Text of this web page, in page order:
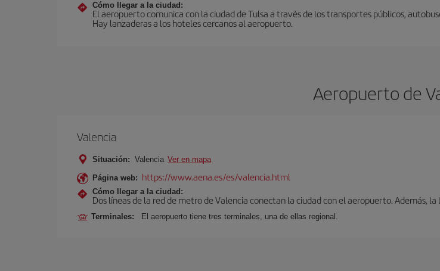
Cómo llegar a la ciudad:
El aeropuerto comunica con la ciudad de Tulsa a través de los transportes públicos,
Hay lanzaderas a los hoteles cercanos al aeropuerto.
Aeropuerto de
Valencia
Situación: Valencia Ver en mapa
Página web: https://www.aena.es/es/valencia.html
Cómo llegar a la ciudad:
Dos líneas de la red de metro de Valencia conectan la ciudad con el aeropuerto. Además,
Terminales: El aeropuerto tiene tres terminales, una de ellas regional.